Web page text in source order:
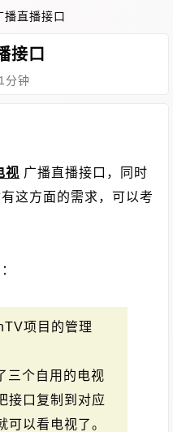
直播接口
接口
分钟
视 广播直播接口，同时
这方面的需求，可以考
项目的管理
三个自用的电视
接口复制到对应
可以看电视了。